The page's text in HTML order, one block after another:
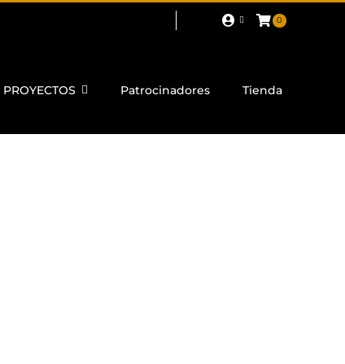
0
PROYECTOS Patrocinadores Tienda